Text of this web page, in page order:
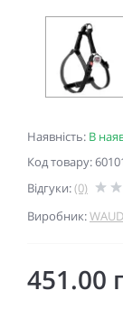
Наявність: В
Код товару:
Відгуки:(0)
Виробник:
451.00